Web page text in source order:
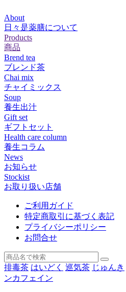
About
日々是薬膳について
Products
商品
Brend tea
ブレンド茶
Chai mix
チャイミックス
Soup
養生出汁
Gift set
ギフトセット
Health care column
養生コラム
News
お知らせ
Stockist
お取り扱い店舗
ご利用ガイド
特定商取引に基づく表記
プライバシーポリシー
お問合せ
排毒茶 はいどく 巡気茶 じゅんき
ンカフェイン